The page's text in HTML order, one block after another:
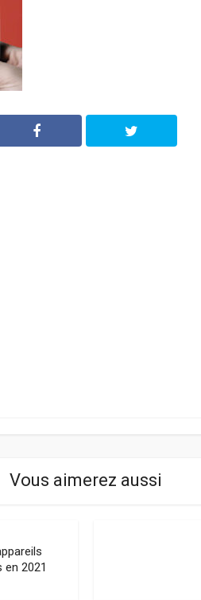
Vous aimerez aussi
2021